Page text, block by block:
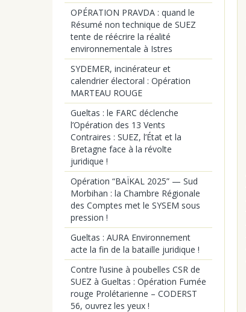
OPÉRATION PRAVDA : quand le
Résumé non technique de SUEZ
tente de réécrire la réalité
environnementale à Istres
SYDEMER, incinérateur et
calendrier électoral : Opération
MARTEAU ROUGE
Gueltas : le FARC déclenche
l’Opération des 13 Vents
Contraires : SUEZ, l’État et la
Bretagne face à la révolte
juridique !
Opération “BAÏKAL 2025” — Sud
Morbihan : la Chambre Régionale
des Comptes met le SYSEM sous
pression !
Gueltas : AURA Environnement
acte la fin de la bataille juridique !
Contre l’usine à poubelles CSR de
SUEZ à Gueltas : Opération Fumée
rouge Prolétarienne – CODERST
56, ouvrez les yeux !